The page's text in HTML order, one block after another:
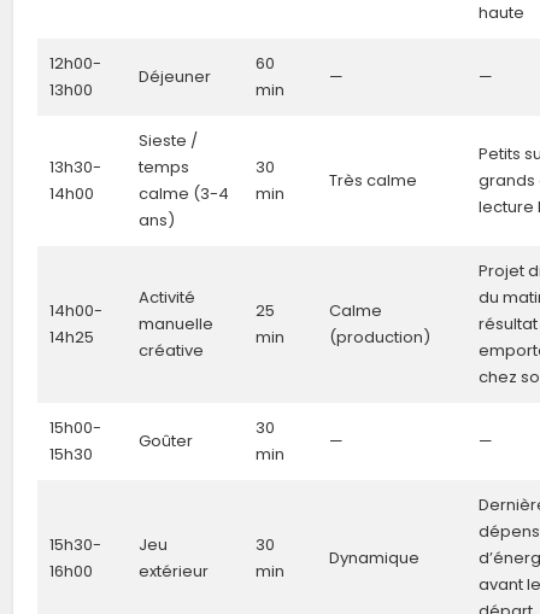
haute
12h00-
13h00
Déjeuner
60
min
— —
13h30-
14h00
Sieste /
temps
calme (3-4
ans)
30
min
Très calme
Petits
grands
lecture
14h00-
14h25
Activité
manuelle
créative
25
min
Calme
(production)
Projet
du
chez
15h00-
15h30
Goûter
30
min
— —
15h30-
16h00
Jeu
extérieur
30
min
Dynamique
avant